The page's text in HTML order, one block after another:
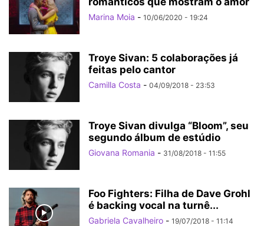
Marina Moia - 10/06/2020 - 19:24
Troye Sivan: 5 colaborações já
feitas pelo cantor
Camilla Costa - 04/09/2018 - 23:53
Troye Sivan divulga “Bloom”, seu
segundo álbum de estúdio
Giovana Romania - 31/08/2018 - 11:55
Foo Fighters: Filha de Dave Grohl
é backing vocal na turnê...
Gabriela Cavalheiro - 19/07/2018 - 11:14